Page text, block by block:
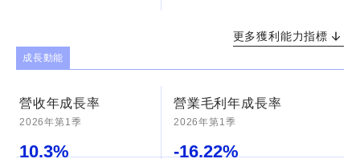
更多獲利能力指標
成長動能
營收年成長率
2026年第1季
10.3%
營業毛利年成長率
2026年第1季
-16.22%